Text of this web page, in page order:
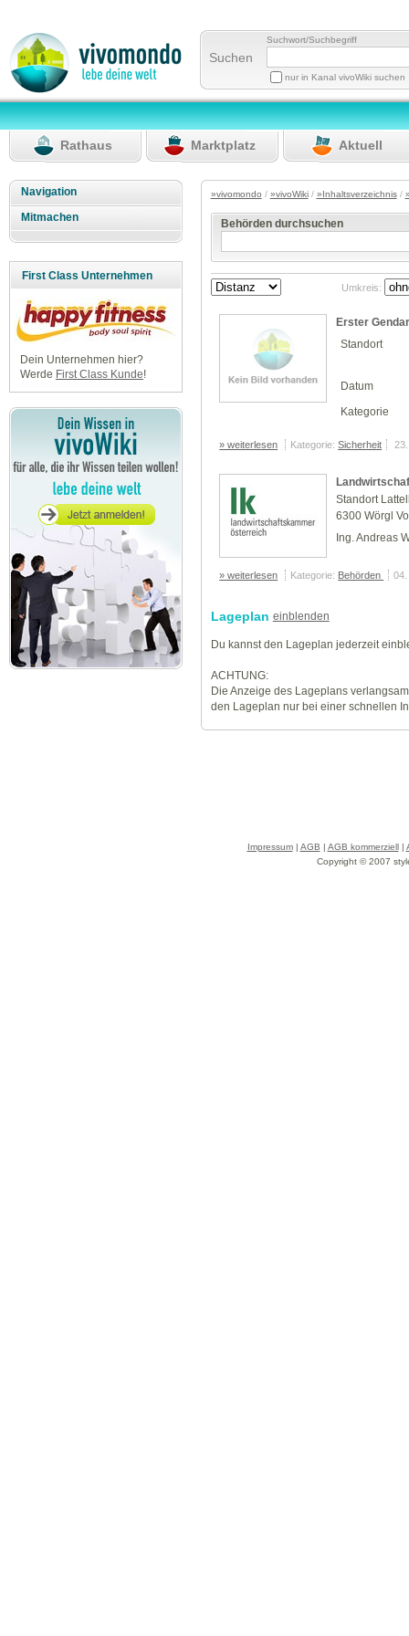
Suchen
Suchwort/Suchbegriff
nur in Kanal vivoWiki suchen
Rathaus Marktplatz Aktuell
Navigation
Mitmachen
First Class Unternehmen
Dein Unternehmen hier?
Werde First Class Kunde!
»vivomondo / »vivoWiki/ »Inhaltsverzeichnis/
Behörden durchsuchen
Umkreis:
Erster
Standort
Datum
Kategorie
» weiterlesen Kategorie:Sicherheit
Standort
6300 Wörgl
Ing. Andreas
» weiterlesen Kategorie: Behörden
Lageplan einblenden
Du kannst den Lageplan jederzeit
ACHTUNG:
Die Anzeige des Lageplans
den Lageplan nur bei einer schnellen
Impressum| AGB | AGB kommerziell|
Copyright © 2007